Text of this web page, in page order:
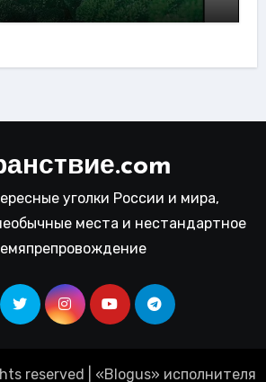
уголки России и мира,
места и нестандартное
reserved «Blogus» исполнителя